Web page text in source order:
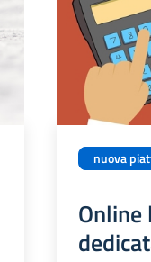
nuova